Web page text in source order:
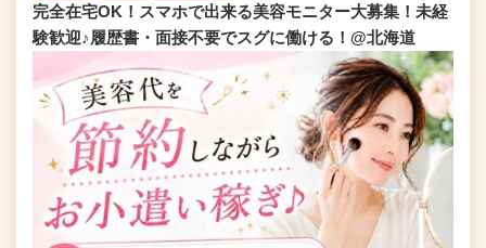
完全在宅OK！スマホで出来る美容モニター大募集！未経
験歓迎♪履歴書・面接不要でスグに働ける！@北海道